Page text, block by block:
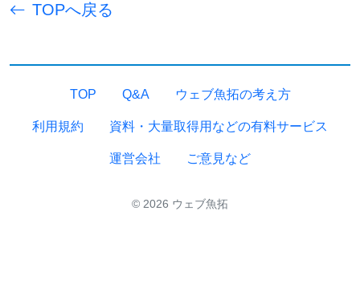
TOPへ戻る
TOP Q&A ウェブ魚拓の考え方
利用規約 資料・大量取得用などの有料サービス
運営会社 ご意見など
© 2026 ウェブ魚拓